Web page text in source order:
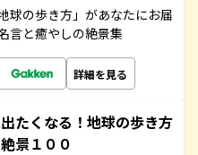
球の歩き方」があなたにお届
言と癒やしの絶景集
詳細を見る
たくなる！地球の歩き方
景１００